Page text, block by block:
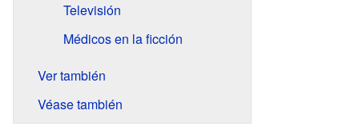
Televisión
Médicos en la ficción
Ver también
Véase también